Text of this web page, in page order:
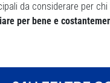
da considerare per
per bene e